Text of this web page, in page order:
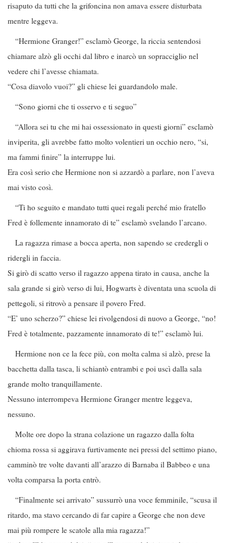
risaputo da tutti che la grifoncina non amava essere disturbata
mentre leggeva.
“Hermione Granger!” esclamò George, la riccia sentendosi
chiamare alzò gli occhi dal libro e inarcò un sopracciglio nel
vedere chi l’avesse chiamata.
“Cosa diavolo vuoi?” gli chiese lei guardandolo male.
“Sono giorni che ti osservo e ti seguo”
“Allora sei tu che mi hai ossessionato in questi giorni” esclamò
inviperita, gli avrebbe fatto molto volentieri un occhio nero, “si,
ma fammi finire” la interruppe lui.
Era così serio che Hermione non si azzardò a parlare, non l’aveva
mai visto così.
“Ti ho seguito e mandato tutti quei regali perché mio fratello
Fred è follemente innamorato di te” esclamò svelando l’arcano.
La ragazza rimase a bocca aperta, non sapendo se credergli o
ridergli in faccia.
Si girò di scatto verso il ragazzo appena tirato in causa, anche la
sala grande si girò verso di lui, Hogwarts è diventata una scuola di
pettegoli, si ritrovò a pensare il povero Fred.
“E’ uno scherzo?” chiese lei rivolgendosi di nuovo a George, “no!
Fred è totalmente, pazzamente innamorato di te!” esclamò lui.
Hermione non ce la fece più, con molta calma si alzò, prese la
bacchetta dalla tasca, li schiantò entrambi e poi uscì dalla sala
grande molto tranquillamente.
Nessuno interrompeva Hermione Granger mentre leggeva,
nessuno.
Molte ore dopo la strana colazione un ragazzo dalla folta
chioma rossa si aggirava furtivamente nei pressi del settimo piano,
camminò tre volte davanti all’arazzo di Barnaba il Babbeo e una
volta comparsa la porta entrò.
“Finalmente sei arrivato” sussurrò una voce femminile, “scusa il
ritardo, ma stavo cercando di far capire a George che non deve
mai più rompere le scatole alla mia ragazza!”